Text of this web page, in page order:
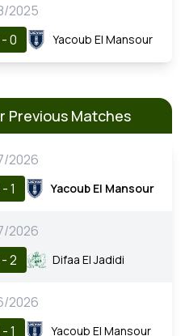
2025
0 Yacoub El Mansour
Previous Matches
2026
1 Yacoub El Mansour
2026
2 Difaa El Jadidi
2026
1 Yacoub El Mansour